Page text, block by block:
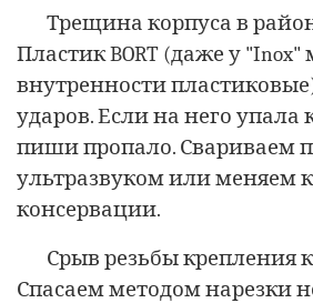
Трещина корпуса в
Пластик BORT (даже у "Inox"
внутренности
ударов. Если на него
пиши пропало. Свариваем
ультразвуком или меняем
консервации.
Срыв резьбы крепления
Спасаем методом нарезки